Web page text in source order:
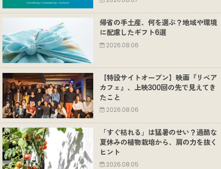
帰省の手土産、何を選ぶ？地域や環境
に配慮したギフト6選
2026.08.06
【特設サイトオープン】映画『リペア
カフェ』、上映300回の先で見えてき
たこと
2026.08.06
「すぐ枯れる」は猛暑のせい？過酷な
夏休みの植物栽培から、肩の力を抜く
ヒント
2026.08.05